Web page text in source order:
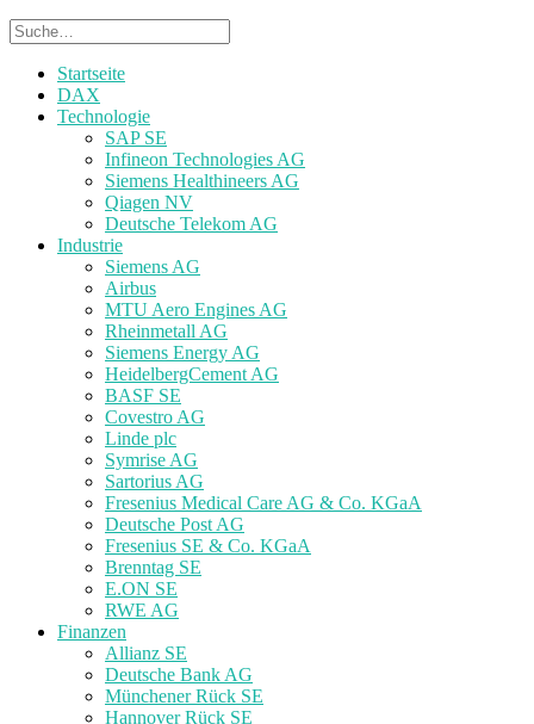
Startseite
DAX
Technologie
SAP SE
Infineon Technologies AG
Siemens Healthineers AG
Qiagen NV
Deutsche Telekom AG
Industrie
Siemens AG
Airbus
MTU Aero Engines AG
Rheinmetall AG
Siemens Energy AG
HeidelbergCement AG
BASF SE
Covestro AG
Linde plc
Symrise AG
Sartorius AG
Fresenius Medical Care AG & Co. KGaA
Deutsche Post AG
Fresenius SE & Co. KGaA
Brenntag SE
E.ON SE
RWE AG
Finanzen
Allianz SE
Deutsche Bank AG
Münchener Rück SE
Hannover Rück SE